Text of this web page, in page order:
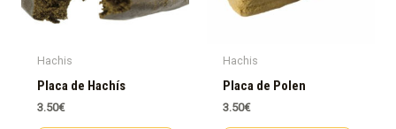
Hachis
Placa de Hachís
3.50€
Hachis
Placa de Polen
3.50€